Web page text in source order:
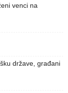
venci na
države, građani